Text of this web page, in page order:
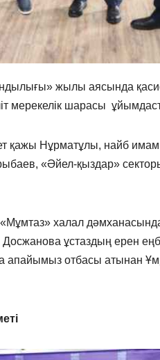
жылы аясында
мерекелік шарасы
Нұрматұлы, найб имам
«Әйел-қыздар»
халал
ұстаздың ерен
апайымыз отбасы атынан